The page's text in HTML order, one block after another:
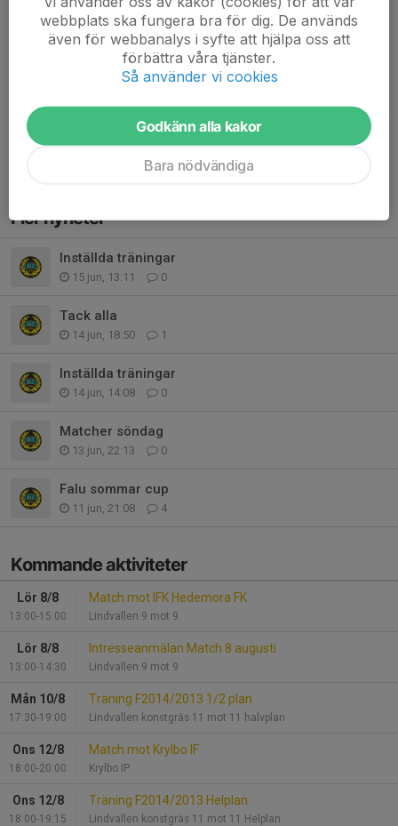
Vi har fått en ny starttid för matchen i morgon tisdag som är kl
17.30 pga att många matcher måste flyttas efter helgens
Hoppas det inte ställer till det för er som har kiosken
/ tränarna
Fler nyheter
Inställda träningar
15 jun, 13:11 0
Tack alla
14 jun, 18:50 1
Inställda träningar
14 jun, 14:08 0
Matcher söndag
13 jun, 22:13 0
Falu sommar cup
11 jun, 21:08 4
Kommande aktiviteter
Lör 8/8
13:00-15:00
Match mot IFK Hedemora FK
Lindvallen 9 mot 9
Lör 8/8
13:00-14:30
Intresseanmälan Match 8 augusti
Lindvallen 9 mot 9
Mån 10/8
17:30-19:00
Träning F2014/2013 1/2 plan
Lindvallen konstgräs 11 mot 11 halvplan
Ons 12/8
18:00-20:00
Match mot Krylbo IF
Krylbo IP
Ons 12/8
18:00-19:15
Träning F2014/2013 Helplan
Lindvallen konstgräs 11 mot 11 Helplan
webbplats ska fungera bra för dig. De används
även för webbanalys i syfte att hjälpa oss att
förbättra våra tjänster.
Så använder vi cookies
Godkänn alla kakor
Bara nödvändiga